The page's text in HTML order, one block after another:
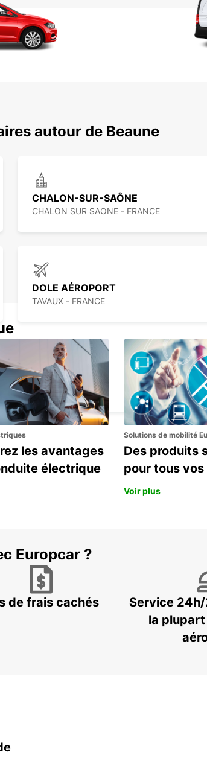
autour de Beaune
CHALON-SUR-SAÔNE
CHALON SUR SAONE - FRANCE
DOLE AÉROPORT
TAVAUX - FRANCE
MÂCON
MACON - FRANCE
les avantages
électrique
Solutions de mobilité
Des produits
pour tous
Voir plus
Europcar ?
de frais cachés
Service
la